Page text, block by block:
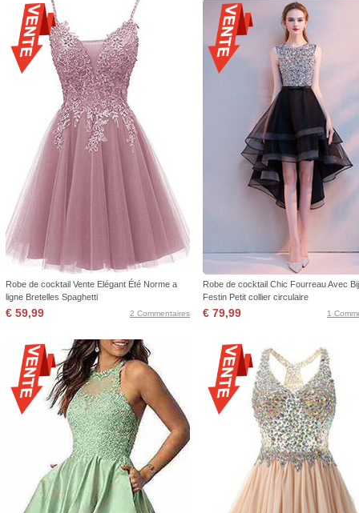
Robe de cocktail Vente Elégant Été Norme a
ligne Bretelles Spaghetti
€ 59,99 2 Commentaires
Robe de cocktail Chic Fourreau Avec
Festin Petit collier circulaire
€ 79,99 1